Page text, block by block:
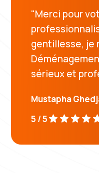
"Merci pour
gentillesse, je
sérieux et
Mustapha
5 / 5